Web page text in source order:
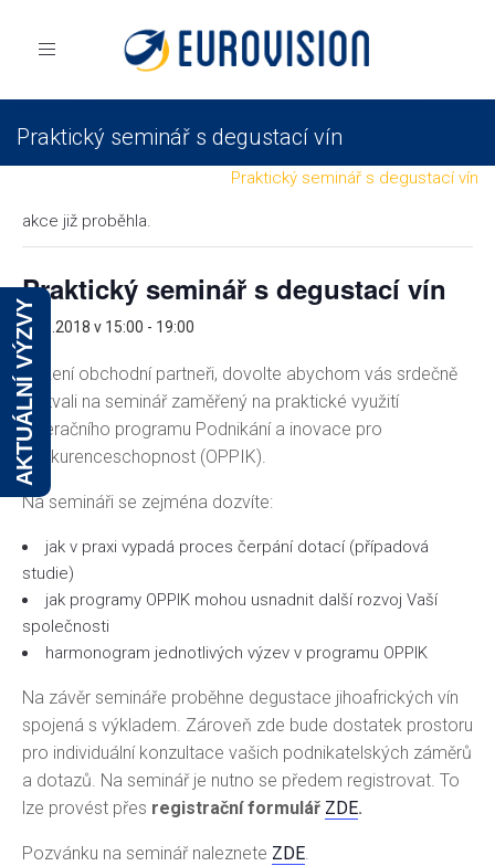
Toggle
Praktický seminář s degustací vín
Praktický seminář s degustací vín
akce již proběhla.
Praktický seminář s degustací vín
8.10.2018 v 15:00 - 19:00
Vážení obchodní partneři, dovolte abychom vás srdečně
pozvali na seminář zaměřený na praktické využití
Operačního programu Podnikání a inovace pro
konkurenceschopnost (OPPIK).
Na semináři se zejména dozvíte:
jak v praxi vypadá proces čerpání dotací (případová
studie)
jak programy OPPIK mohou usnadnit další rozvoj Vaší
společnosti
harmonogram jednotlivých výzev v programu OPPIK
Na závěr semináře proběhne degustace jihoafrických vín
spojená s výkladem. Zároveň zde bude dostatek prostoru
pro individuální konzultace vašich podnikatelských záměrů
a dotazů. Na seminář je nutno se předem registrovat. To
lze provést přes registrační formulář ZDE.
Pozvánku na seminář naleznete ZDE.
AKTUÁLNÍ VÝZVY